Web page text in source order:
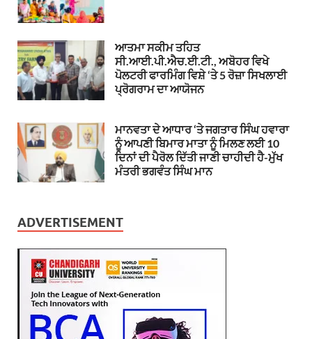
ਆਤਮਾ ਸਕੀਮ ਤਹਿਤ
ਸੀ.ਆਈ.ਪੀ.ਐਚ.ਈ.ਟੀ., ਅਬੋਹਰ ਵਿਖੇ
ਪੋਲਟਰੀ ਫਾਰਮਿੰਗ ਵਿਸ਼ੇ ‘ਤੇ 5 ਰੋਜ਼ਾ ਸਿਖਲਾਈ
ਪ੍ਰੋਗਰਾਮ ਦਾ ਆਯੋਜਨ
ਮਾਨਵਤਾ ਦੇ ਆਧਾਰ ‘ਤੇ ਜਗਤਾਰ ਸਿੰਘ ਹਵਾਰਾ
ਨੂੰ ਆਪਣੀ ਬਿਮਾਰ ਮਾਤਾ ਨੂੰ ਮਿਲਣ ਲਈ 10
ਦਿਨਾਂ ਦੀ ਪੈਰੋਲ ਦਿੱਤੀ ਜਾਣੀ ਚਾਹੀਦੀ ਹੈ-ਮੁੱਖ
ਮੰਤਰੀ ਭਗਵੰਤ ਸਿੰਘ ਮਾਨ
ADVERTISEMENT